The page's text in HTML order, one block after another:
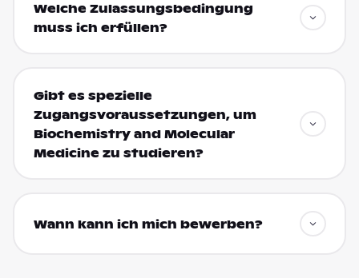
Welche Zulassungsbedingung
muss ich erfüllen?
Gibt es spezielle
Zugangsvoraussetzungen, um
Biochemistry and Molecular
Medicine zu studieren?
Wann kann ich mich bewerben?